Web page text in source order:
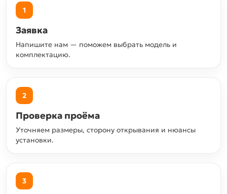
1
Заявка
Напишите нам — поможем выбрать модель и
комплектацию.
2
Проверка проёма
Уточняем размеры, сторону открывания и нюансы
установки.
3